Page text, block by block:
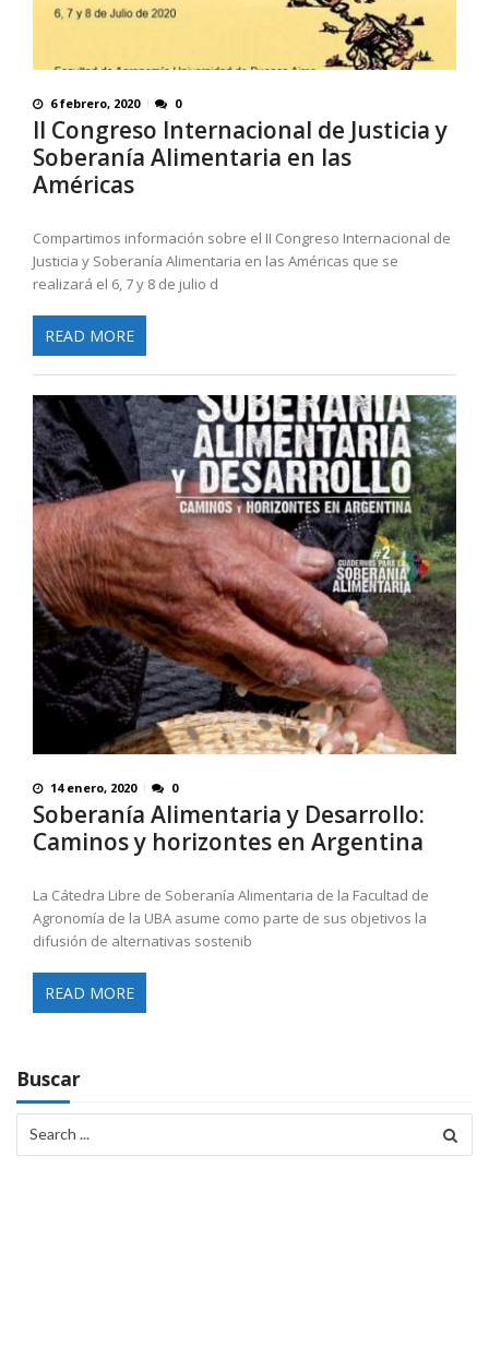
6 febrero, 2020 0
II Congreso Internacional de Justicia y
Soberanía Alimentaria en las
Américas
Compartimos información sobre el II Congreso Internacional de
Justicia y Soberanía Alimentaria en las Américas que se
realizará el 6, 7 y 8 de julio d
READ MORE
14 enero, 2020 0
Soberanía Alimentaria y Desarrollo:
Caminos y horizontes en Argentina
La Cátedra Libre de Soberanía Alimentaria de la Facultad de
Agronomía de la UBA asume como parte de sus objetivos la
difusión de alternativas sostenib
READ MORE
Buscar
for: